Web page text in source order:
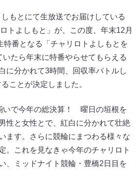
もとにて生放送でお届けしている
トよしもと」が、この度、年末12月
特番となる「チャリロトよしもとを
たら年末に特番やらせてもらえる
に分かれて3時間、回収率バトルし
ことが決定しました。
いで今年の総決算！ 曜日の垣根を
と女性とで、紅白に分かれて壮絶
ます。さらに競輪にまつわる様々な
。これを見なきゃ今年のチャリロト
、ミッドナイト競輪・豊橋2日目を